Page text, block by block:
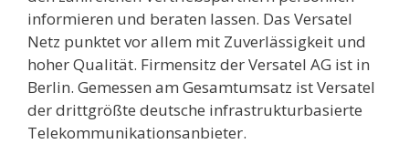
informieren und beraten lassen. Das Versatel
Netz punktet vor allem mit Zuverlässigkeit und
hoher Qualität. Firmensitz der Versatel AG ist in
Berlin. Gemessen am Gesamtumsatz ist Versatel
der drittgrößte deutsche infrastrukturbasierte
Telekommunikationsanbieter.